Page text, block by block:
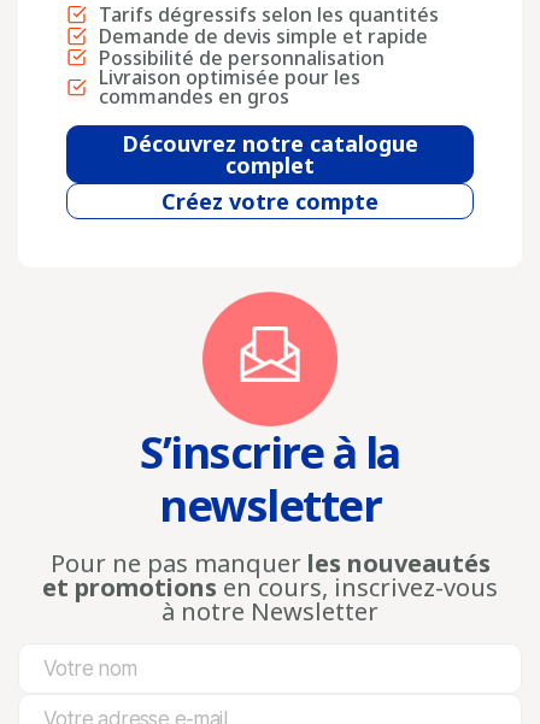
Tarifs dégressifs selon les quantités
Demande de devis simple et rapide
Possibilité de personnalisation
Livraison optimisée pour les
commandes en gros
Découvrez notre catalogue
complet
Créez votre compte
S’inscrire à la
newsletter
Pour ne pas manquer les nouveautés
et promotions en cours, inscrivez-vous
à notre Newsletter